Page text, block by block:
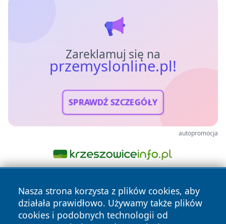
Zareklamuj się na
przemyslonline.pl!
SPRAWDŹ SZCZEGÓŁY
autopromocja
Nasza strona korzysta z plików cookies, aby
działała prawidłowo. Używamy także plików
cookies i podobnych technologii od